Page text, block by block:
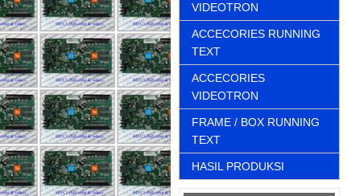
VIDEOTRON
ACCECORIES RUNNING
TEXT
ACCECORIES
VIDEOTRON
FRAME / BOX RUNNING
TEXT
HASIL PRODUKSI